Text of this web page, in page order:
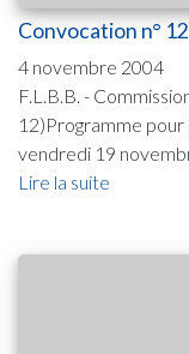
Convocation n° 12
4 novembre 2004
F.L.B.B. -
12)Programme
vendredi 19
Lire la suite